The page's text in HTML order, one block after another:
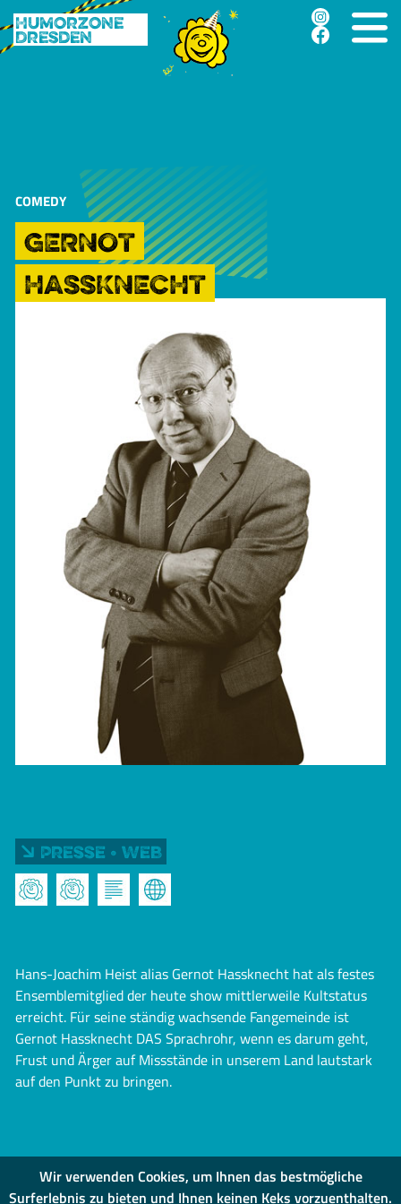
Humorzone
Dresden
Wir verwenden Cookies, um Ihnen das bestmögliche
Surferlebnis zu bieten und Ihnen keinen Keks vorzuenthalten.
COMEDY
GERNOT
HASSKNECHT
Presse • Web
Hans-Joachim Heist alias Gernot Hassknecht hat als festes
Ensemblemitglied der heute show mittlerweile Kultstatus
erreicht. Für seine ständig wachsende Fangemeinde ist
Gernot Hassknecht DAS Sprachrohr, wenn es darum geht,
Frust und Ärger auf Missstände in unserem Land lautstark
auf den Punkt zu bringen.